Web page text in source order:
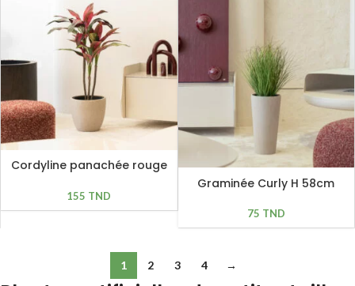
Cordyline panachée rouge
155 TND
Graminée Curly H 58cm
75 TND
1 2 3 4 →